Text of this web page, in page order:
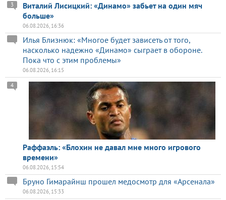
Виталий Лисицкий: «Динамо» забьет на один мяч
больше»
3
06.08.2026, 16:36
Илья Близнюк: «Многое будет зависеть от того,
насколько надежно «Динамо» сыграет в обороне.
Пока что с этим проблемы»
06.08.2026, 16:15
Раффаэль: «Блохин не давал мне много игрового
времени»
4
06.08.2026, 15:54
Бруно Гимарайнш прошел медосмотр для «Арсенала»
06.08.2026, 15:33